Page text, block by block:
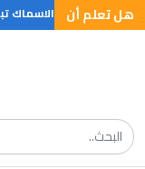
هل تعلم أن
الحيوان ان الاسماك